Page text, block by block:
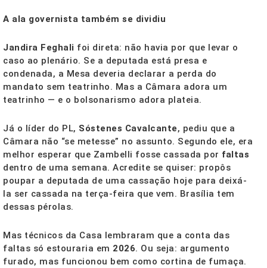
A ala governista também se dividiu
Jandira Feghali foi direta: não havia por que levar o
caso ao plenário. Se a deputada está presa e
condenada, a Mesa deveria declarar a perda do
mandato sem teatrinho. Mas a Câmara adora um
teatrinho — e o bolsonarismo adora plateia.
Já o líder do PL, Sóstenes Cavalcante, pediu que a
Câmara não “se metesse” no assunto. Segundo ele, era
melhor esperar que Zambelli fosse cassada por faltas
dentro de uma semana. Acredite se quiser: propôs
poupar a deputada de uma cassação hoje para deixá-
la ser cassada na terça-feira que vem. Brasília tem
dessas pérolas.
Mas técnicos da Casa lembraram que a conta das
faltas só estouraria em 2026. Ou seja: argumento
furado, mas funcionou bem como cortina de fumaça.